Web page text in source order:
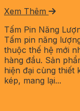
Xem Thêm
Tấm Pin Năng
Tấm pin năng
thuộc thế hệ mới
hàng đầu. Sản
hiện đại cùng thiết
kép, mang lại...